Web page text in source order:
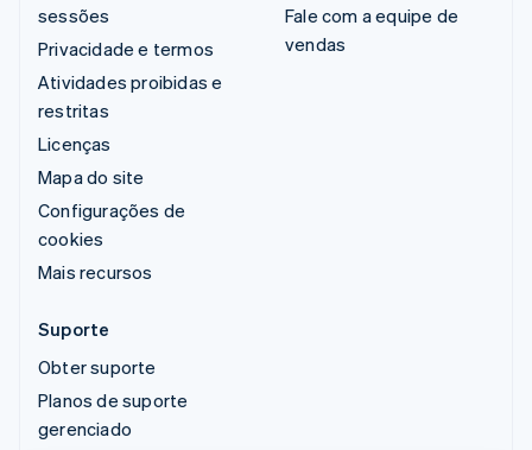
sessões
Privacidade e termos
Atividades proibidas e
restritas
Licenças
Mapa do site
Configurações de
cookies
Mais recursos
Fale com a equipe de
vendas
Suporte
Obter suporte
Planos de suporte
gerenciado